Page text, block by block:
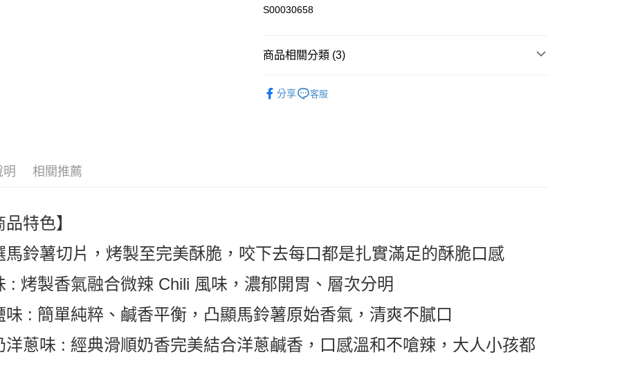
運送方式
全家付款取貨
每筆NT$60，滿NT$599(含以上)免運費
付款後7-11取貨
宅配
S00030658
商品相關分類 (3)
分享 客服
明 相關推薦
品特色】
馬鈴薯切片，烤製至完美酥脆，咬下去每口都是扎實滿足的酥脆口感
: 烤製香氣融合微辣 Chili 風味，濃郁開胃、層次分明
味 : 簡單純粹、鹹香平衡，凸顯馬鈴薯原始香氣，清爽不膩口
洋蔥味 : 經典滑順奶香完美結合洋蔥鹹香，口感溫和不嗆辣，大人小孩都